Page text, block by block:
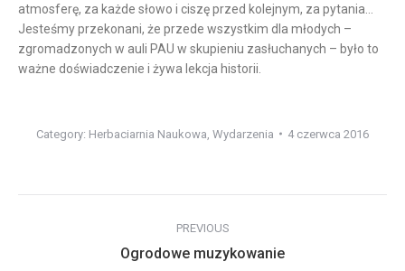
atmosferę, za każde słowo i ciszę przed kolejnym, za pytania…
Jesteśmy przekonani, że przede wszystkim dla młodych –
zgromadzonych w auli PAU w skupieniu zasłuchanych – było to
ważne doświadczenie i żywa lekcja historii.
Category: Herbaciarnia Naukowa Wydarzenia 4 czerwca 2016
navigation
PREVIOUS
Previous
Ogrodowe muzykowanie